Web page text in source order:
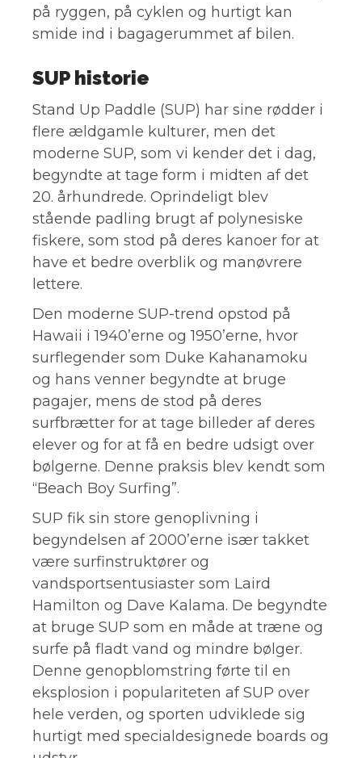
på ryggen, på cyklen og hurtigt kan
smide ind i bagagerummet af bilen.
SUP historie
Stand Up Paddle (SUP) har sine rødder i
flere ældgamle kulturer, men det
moderne SUP, som vi kender det i dag,
begyndte at tage form i midten af det
20. århundrede. Oprindeligt blev
stående padling brugt af polynesiske
fiskere, som stod på deres kanoer for at
have et bedre overblik og manøvrere
lettere.
Den moderne SUP-trend opstod på
Hawaii i 1940’erne og 1950’erne, hvor
surflegender som Duke Kahanamoku
og hans venner begyndte at bruge
pagajer, mens de stod på deres
surfbrætter for at tage billeder af deres
elever og for at få en bedre udsigt over
bølgerne. Denne praksis blev kendt som
“Beach Boy Surfing”.
SUP fik sin store genoplivning i
begyndelsen af 2000’erne især takket
være surfinstruktører og
vandsportsentusiaster som Laird
Hamilton og Dave Kalama. De begyndte
at bruge SUP som en måde at træne og
surfe på fladt vand og mindre bølger.
Denne genopblomstring førte til en
eksplosion i populariteten af SUP over
hele verden, og sporten udviklede sig
hurtigt med specialdesignede boards og